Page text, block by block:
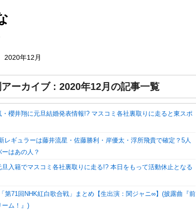
2020年12月
アーカイブ : 2020年12月の記事一覧
・櫻井翔に元旦結婚発表情報!? マスコミ各社裏取りに走ると東スポ
レギュラーは藤井流星・佐藤勝利・岸優太・浮所飛貴で確定？5人
ーはあの人？
旦入籍でマスコミ各社裏取りに走る!? 本日をもって活動休止となる
「第71回NHK紅白歌合戦」まとめ【生出演：関ジャニ∞】(披露曲『前
ーム！』)